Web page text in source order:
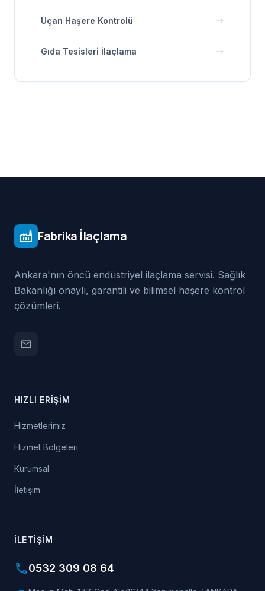
Uçan Haşere Kontrolü east
Gıda Tesisleri İlaçlama east
factory Fabrika İlaçlama
Ankara'nın öncü endüstriyel ilaçlama servisi. Sağlık
Bakanlığı onaylı, garantili ve bilimsel haşere kontrol
çözümleri.
email
HIZLI ERIŞIM
Hizmetlerimiz
Hizmet Bölgeleri
Kurumsal
İletişim
İLETIŞIM
phone0532 309 08 64